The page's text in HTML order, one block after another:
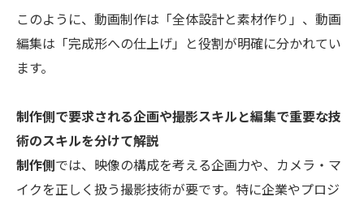
このように、動画制作は「全体設計と素材作り」、動画
編集は「完成形への仕上げ」と役割が明確に分かれてい
ます。
制作側で要求される企画や撮影スキルと編集で重要な技
術のスキルを分けて解説
制作側 では、映像の構成を考える企画力や、カメラ・マ
イクを正しく扱う撮影技術が要です。特に企業やプロジ